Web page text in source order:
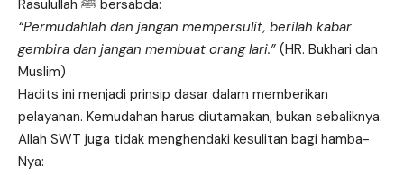
Rasulullah ﷺ bersabda:
“Permudahlah dan jangan mempersulit, berilah kabar
gembira dan jangan membuat orang lari.” (HR. Bukhari dan
Muslim)
Hadits ini menjadi prinsip dasar dalam memberikan
pelayanan. Kemudahan harus diutamakan, bukan sebaliknya.
Allah SWT juga tidak menghendaki kesulitan bagi hamba-
Nya: